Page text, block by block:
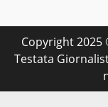
articoli
Copyright 2025
Testata